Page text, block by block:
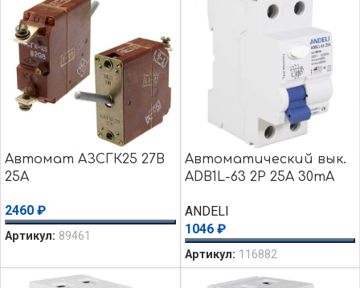
Автомат АЗСГК25 27В
25А
2460 ₽
Артикул: 89461
Автоматический вык.
ADB1L-63 2P 25A 30mA
ANDELI
1046 ₽
Артикул: 116882